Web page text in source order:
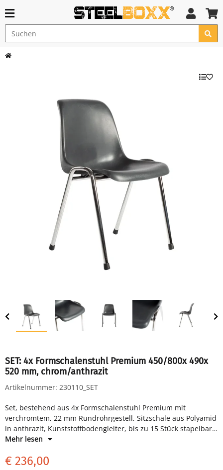
SET: 4x Formschalenstuhl Premium 450/800x 490x
520 mm, chrom/anthrazit
Artikelnummer: 230110_SET
Set, bestehend aus 4x Formschalenstuhl Premium mit
verchromtem, 22 mm Rundrohrgestell, Sitzschale aus Polyamid
in anthrazit, Kunststoffbodengleiter, bis zu 15 Stück stapelbar,
H 450/800 x B 490 x T 520 mm
Mehr lesen
€ 236,00